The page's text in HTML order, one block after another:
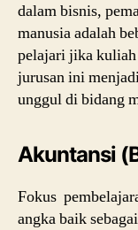
dalam bisnis,
manusia adalah
pelajari jika
jurusan ini
unggul di bidang
Akuntansi
Fokus
angka baik